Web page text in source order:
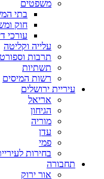
משפטים
בתי
חוק
עורכי
עלייה וקליטה
תרבות וספורט
תשתיות
רשות המיסים
עיריית ירושלים
אריאל
הגיחון
מוריה
עדן
פמי
בחירות
תחבורה
אור ירוק